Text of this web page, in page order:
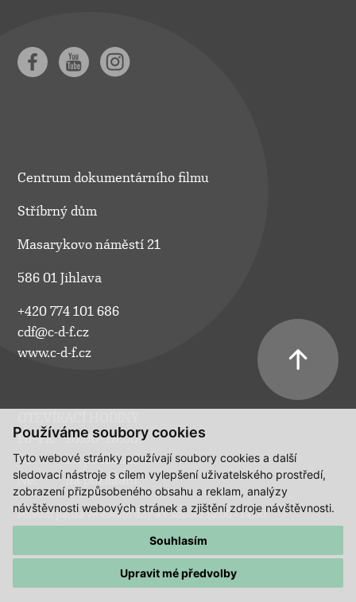
Používáme soubory cookies
Tyto webové stránky používají soubory cookies a další
sledovací nástroje s cílem vylepšení uživatelského prostředí,
zobrazení přizpůsobeného obsahu a reklam, analýzy
návštěvnosti webových stránek a zjištění zdroje návštěvnosti.
Souhlasím
Upravit mé předvolby
Centrum dokumentárního filmu
Stříbrný dům
Masarykovo náměstí 21
586 01 Jihlava
+420 774 101 686
cdf@c-d-f.cz
www.c-d-f.cz
Po–Pá:
10.00–18.00
So:
na požádání
Ne:
na požádání
Polední pauza ve všední dny a v sobotu 13:00 - 14:00.